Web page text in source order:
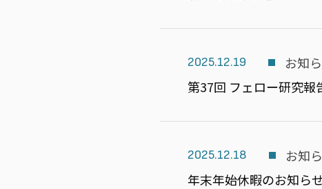
2025.12.19
お知
第37回 フェロー研究報
2025.12.18
お知
年末年始休暇のお知ら